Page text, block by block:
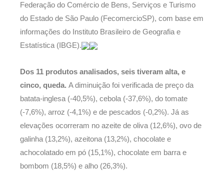
Federação do Comércio de Bens, Serviços e Turismo
do Estado de São Paulo (FecomercioSP), com base em
informações do Instituto Brasileiro de Geografia e
Estatística (IBGE).
Dos 11 produtos analisados, seis tiveram alta, e
cinco, queda. A diminuição foi verificada de preço da
batata-inglesa (-40,5%), cebola (-37,6%), do tomate
(-7,6%), arroz (-4,1%) e de pescados (-0,2%). Já as
elevações ocorreram no azeite de oliva (12,6%), ovo de
galinha (13,2%), azeitona (13,2%), chocolate e
achocolatado em pó (15,1%), chocolate em barra e
bombom (18,5%) e alho (26,3%).